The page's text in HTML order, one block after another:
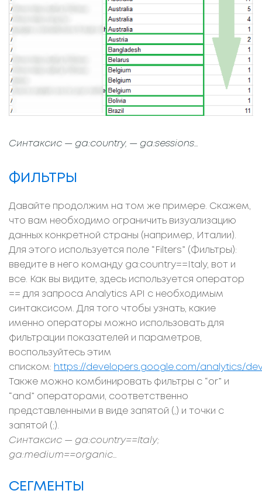
Синтаксис — ga:country, — ga:sessions…
ФИЛЬТРЫ
Давайте продолжим на том же примере. Скажем,
что вам необходимо ограничить визуализацию
данных конкретной страны (например, Италии).
Для этого используется поле “Filters” (Фильтры):
введите в него команду ga:country==Italy, вот и
все. Как вы видите, здесь используется оператор
== для запроса Analytics API с необходимым
синтаксисом. Для того чтобы узнать, какие
именно операторы можно использовать для
фильтрации показателей и параметров,
воспользуйтесь этим
списком: https://developers.google.com/analytics/
Также можно комбинировать фильтры с “or” и
“and” операторами, соответственно
представленными в виде запятой (,) и точки с
запятой (;).
Синтаксис — ga:country==Italy;
ga:medium==organic…
СЕГМЕНТЫ